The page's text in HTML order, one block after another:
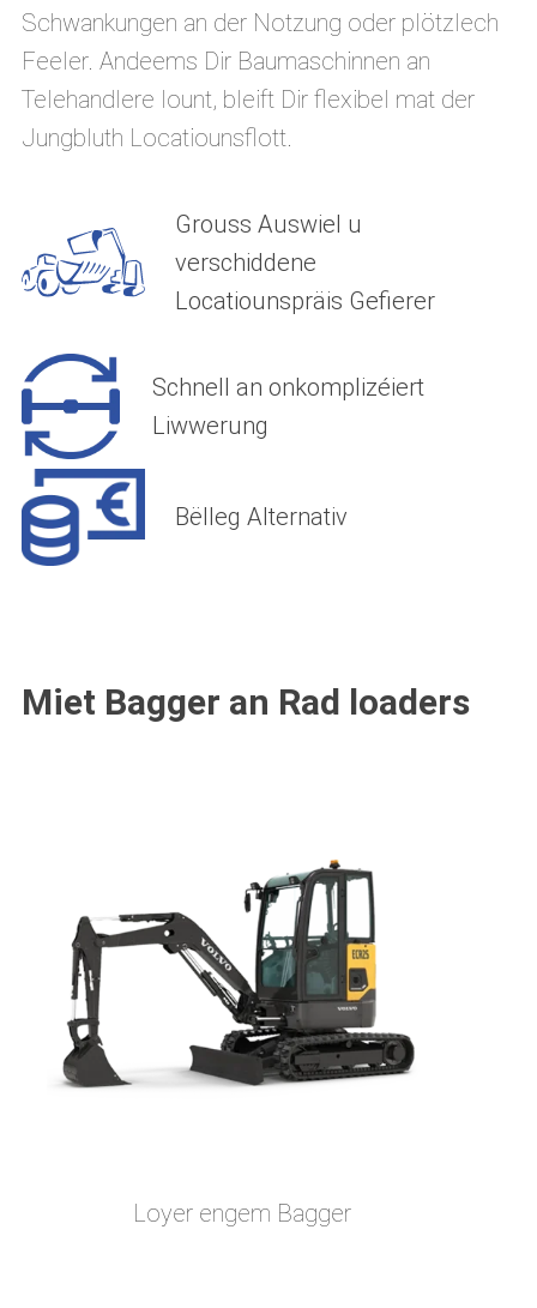
Schwankungen an der Notzung oder plötzlech
Feeler. Andeems Dir Baumaschinnen an
Telehandlere lount, bleift Dir flexibel mat der
Jungbluth Locatiounsflott.
Grouss Auswiel u
verschiddene
Locatiounspräis Gefierer
Schnell an onkomplizéiert
Liwwerung
Bëlleg Alternativ
Miet Bagger an Rad loaders
Loyer engem Bagger